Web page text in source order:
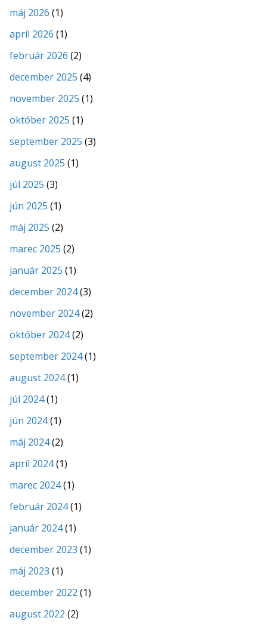
máj 2026 (1)
apríl 2026 (1)
február 2026 (2)
december 2025 (4)
november 2025 (1)
október 2025 (1)
september 2025 (3)
august 2025 (1)
júl 2025 (3)
jún 2025 (1)
máj 2025 (2)
marec 2025 (2)
január 2025 (1)
december 2024(3)
november 2024(2)
október 2024(2)
september 2024(1)
august 2024(1)
júl 2024(1)
jún 2024(1)
máj 2024(2)
apríl 2024(1)
marec 2024(1)
február 2024(1)
január 2024(1)
december 2023 (1)
máj 2023 (1)
december 2022 (1)
august 2022 (2)